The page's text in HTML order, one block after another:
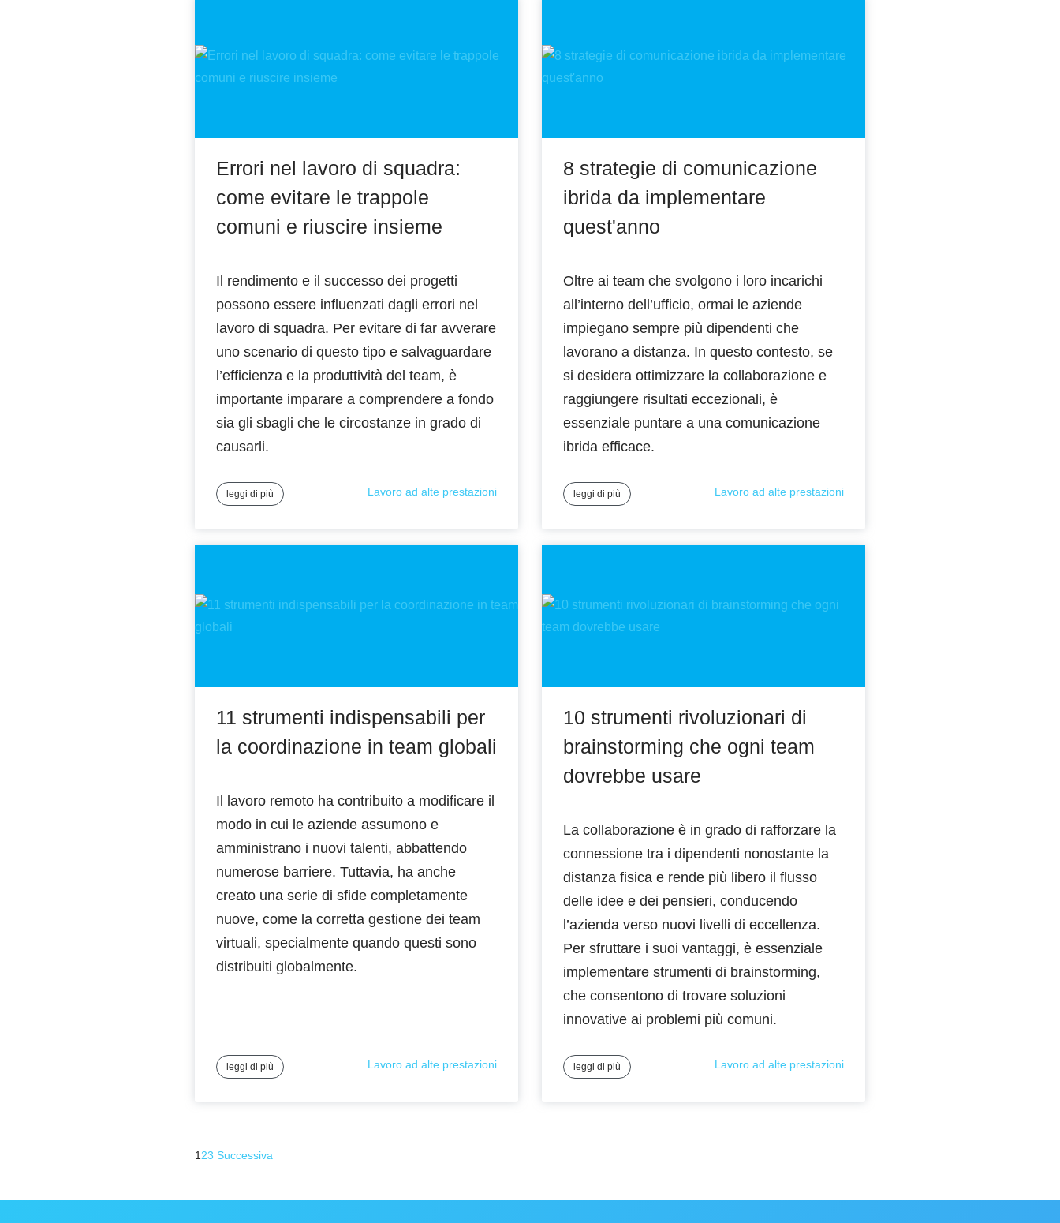
Errori nel lavoro di squadra:
come evitare le trappole
comuni e riuscire insieme
Il rendimento e il successo dei progetti
possono essere influenzati dagli errori nel
lavoro di squadra. Per evitare di far avverare
uno scenario di questo tipo e salvaguardare
l’efficienza e la produttività del team, è
importante imparare a comprendere a fondo
sia gli sbagli che le circostanze in grado di
causarli.
leggi di più Lavoro ad alte prestazioni
8 strategie di comunicazione
ibrida da implementare
quest'anno
Oltre ai team che svolgono i loro incarichi
all’interno dell’ufficio, ormai le aziende
impiegano sempre più dipendenti che
lavorano a distanza. In questo contesto, se
si desidera ottimizzare la collaborazione e
raggiungere risultati eccezionali, è
essenziale puntare a una comunicazione
ibrida efficace.
leggi di più Lavoro ad alte prestazioni
11 strumenti indispensabili per
la coordinazione in team globali
Il lavoro remoto ha contribuito a modificare il
modo in cui le aziende assumono e
amministrano i nuovi talenti, abbattendo
numerose barriere. Tuttavia, ha anche
creato una serie di sfide completamente
nuove, come la corretta gestione dei team
virtuali, specialmente quando questi sono
distribuiti globalmente.
leggi di più Lavoro ad alte prestazioni
10 strumenti rivoluzionari di
brainstorming che ogni team
dovrebbe usare
La collaborazione è in grado di rafforzare la
connessione tra i dipendenti nonostante la
distanza fisica e rende più libero il flusso
delle idee e dei pensieri, conducendo
l’azienda verso nuovi livelli di eccellenza.
Per sfruttare i suoi vantaggi, è essenziale
implementare strumenti di brainstorming,
che consentono di trovare soluzioni
innovative ai problemi più comuni.
leggi di più Lavoro ad alte prestazioni
1 23 Successiva